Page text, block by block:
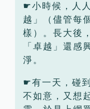
☛小時候，人
越」（儘管每
樣）。長大後
「卓越」還感
淨。
☛有一天，碰
不如意，又想